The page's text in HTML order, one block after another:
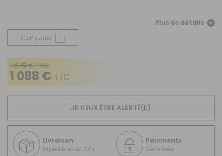
Plus de détails
Comparer
1 678 € TTC
1 088 € TTC
JE VEUX ÊTRE ALERTÉ(E)
Livraison
Expédié sous 72h
Paiements
Sécurisés